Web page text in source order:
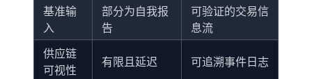
基准输
入
部分为自我报
告
可验证的交易信
息流
供应链
可视性
有限且延迟 可追溯事件日志